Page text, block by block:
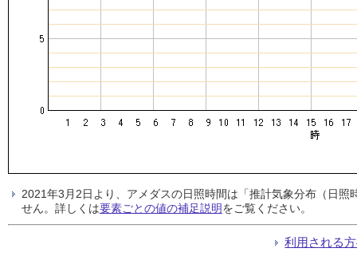
2021年3月2日より、アメダスの日照時間は「推計気象分布（日
せん。詳しくは要素ごとの値の補足説明をご覧ください。
利用される